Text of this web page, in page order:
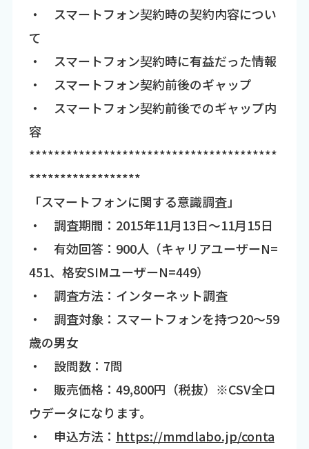
・ スマートフォン契約時の契約内容につい
て
・ スマートフォン契約時に有益だった情報
・ スマートフォン契約前後のギャップ
・ スマートフォン契約前後でのギャップ内
容
****************************************
******************
「スマートフォンに関する意識調査」
・ 調査期間：2015年11月13日～11月15日
・ 有効回答：900人（キャリアユーザーN=
451、格安SIMユーザーN=449）
・ 調査方法：インターネット調査
・ 調査対象：スマートフォンを持つ20～59
歳の男女
・ 設問数：7問
・ 販売価格：49,800円（税抜）※CSV全ロ
ウデータになります。
・ 申込方法： https://mmdlabo.jp/conta